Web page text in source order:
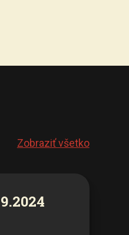
Zobraziť všetko